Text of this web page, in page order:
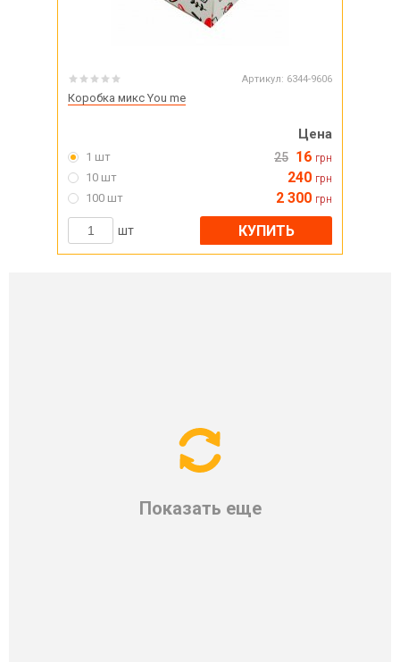
Артикул: 6344-9606
Коробка микс You me
Цена
1 шт 25 16 грн
10 шт 240 грн
100 шт 2 300 грн
шт КУПИТЬ
Показать еще